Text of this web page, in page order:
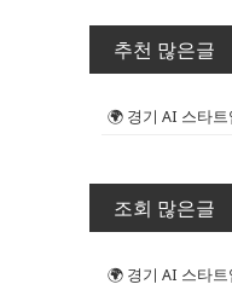
추천 많은글
조회 많은글